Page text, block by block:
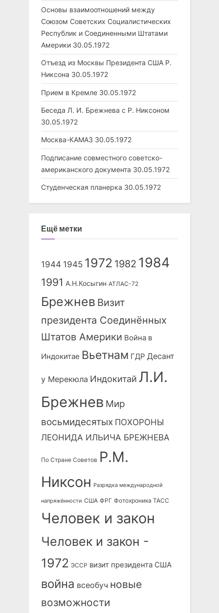
Основы взаимоотношений между
Союзом Советских Социалистических
Республик и Соединенными Штатами
Америки 30.05.1972
Отъезд из Москвы Президента США Р.
Никсона 30.05.1972
Прием в Кремле 30.05.1972
Беседа Л. И. Брежнева с Р. Никсоном
30.05.1972
Москва-КАМАЗ 30.05.1972
Подписание совместного советско-
американского документа 30.05.1972
Студенческая планерка 30.05.1972
Ещё метки
1944 1945 1972 1982 1984
1991 А.Н.Косыгин АТЛАС-72
Брежнев Визит
президента Соединённых
Штатов Америки Война в
Индокитае Вьетнам ГДР Десант
у Мерекюла Индокитай Л.И.
Брежнев Мир
восьмидесятых ПОХОРОНЫ
ЛЕОНИДА ИЛЬИЧА БРЕЖНЕВА
По Стране Советов Р.М.
Никсон Разрядка международной
напряжённости США ФРГ Фотохроника ТАСС
Человек и закон
Человек и закон -
1972 ЭССР визит президента США
война всеобуч новые
возможности